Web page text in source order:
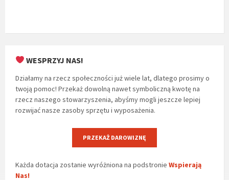
WESPRZYJ NAS!
Działamy na rzecz społeczności już wiele lat, dlatego prosimy o
twoją pomoc! Przekaż dowolną nawet symboliczną kwotę na
rzecz naszego stowarzyszenia, abyśmy mogli jeszcze lepiej
rozwijać nasze zasoby sprzętu i wyposażenia.
PRZEKAŻ DAROWIZNĘ
Każda dotacja zostanie wyróżniona na podstronie Wspierają
Nas!